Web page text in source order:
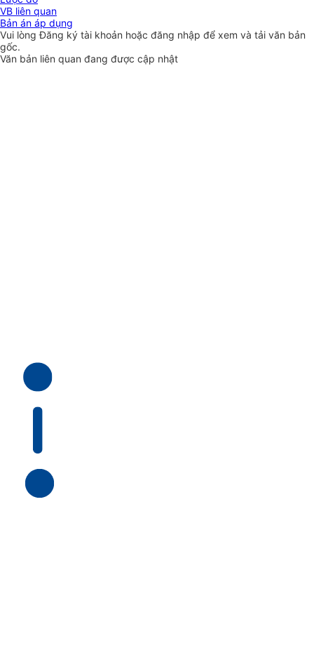
VB liên quan
Bản án áp dụng
Vui lòngĐăng ký tài khoản hoặc đăng nhập để xem và tải văn bản
gốc.
Văn bản liên quan đang được cập nhật